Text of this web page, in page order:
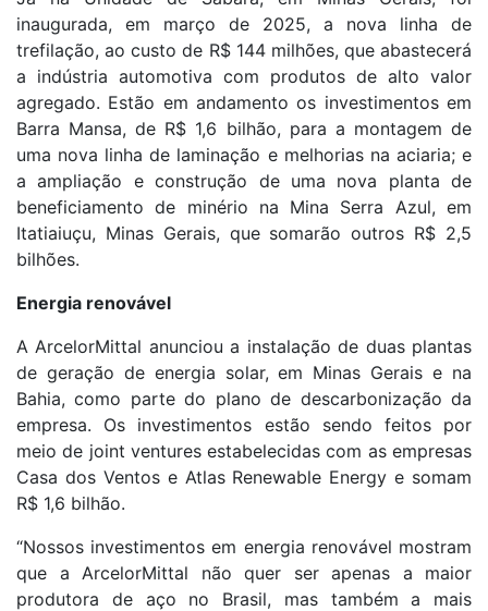
inaugurada, em março de 2025, a nova linha de
trefilação, ao custo de R$ 144 milhões, que abastecerá
a indústria automotiva com produtos de alto valor
agregado. Estão em andamento os investimentos em
Barra Mansa, de R$ 1,6 bilhão, para a montagem de
uma nova linha de laminação e melhorias na aciaria; e
a ampliação e construção de uma nova planta de
beneficiamento de minério na Mina Serra Azul, em
Itatiaiuçu, Minas Gerais, que somarão outros R$ 2,5
bilhões.
Energia renovável
A ArcelorMittal anunciou a instalação de duas plantas
de geração de energia solar, em Minas Gerais e na
Bahia, como parte do plano de descarbonização da
empresa. Os investimentos estão sendo feitos por
meio de joint ventures estabelecidas com as empresas
Casa dos Ventos e Atlas Renewable Energy e somam
R$ 1,6 bilhão.
“Nossos investimentos em energia renovável mostram
que a ArcelorMittal não quer ser apenas a maior
produtora de aço no Brasil, mas também a mais